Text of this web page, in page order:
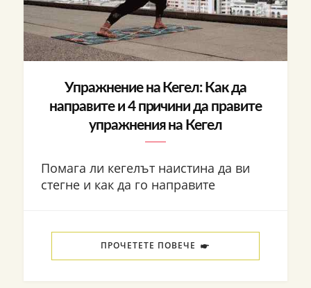
Упражнение на Кегел: Как да
направите и 4 причини да правите
упражнения на Кегел
Помага ли кегелът наистина да ви
стегне и как да го направите
ПРОЧЕТЕТЕ ПОВЕЧЕ